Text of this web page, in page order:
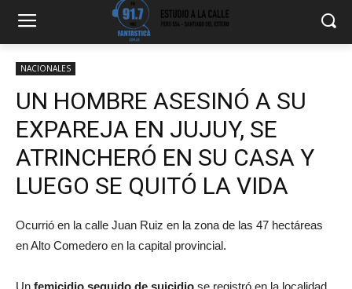
NACIONALES
UN HOMBRE ASESINÓ A SU
EXPAREJA EN JUJUY, SE
ATRINCHERÓ EN SU CASA Y
LUEGO SE QUITÓ LA VIDA
Ocurrió en la calle Juan Ruiz en la zona de las 47 hectáreas
en Alto Comedero en la capital provincial.
Un femicidio seguido de suicidio se registró en la localidad